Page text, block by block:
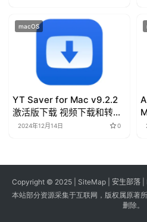
macOS
YT Saver for Mac v9.2.2
激活版下载 视频下载和转换
器2024年12月14日 0
Copyright © 2025 | SiteMap| 安生部落 |
本站部分资源采集于互联网，版权属原著
删除。